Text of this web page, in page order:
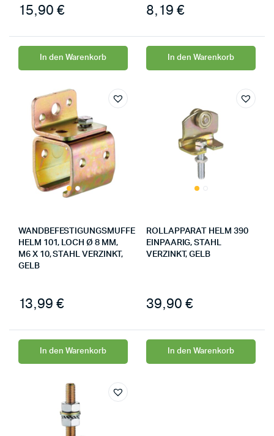
15,90 €
In den Warenkorb
8,19 €
In den Warenkorb
WANDBEFESTIGUNGSMUFFE
HELM 101, LOCH Ø 8 MM,
M6 X 10, STAHL VERZINKT,
GELB
13,99 €
In den Warenkorb
ROLLAPPARAT HELM 390
EINPAARIG, STAHL
VERZINKT, GELB
39,90 €
In den Warenkorb